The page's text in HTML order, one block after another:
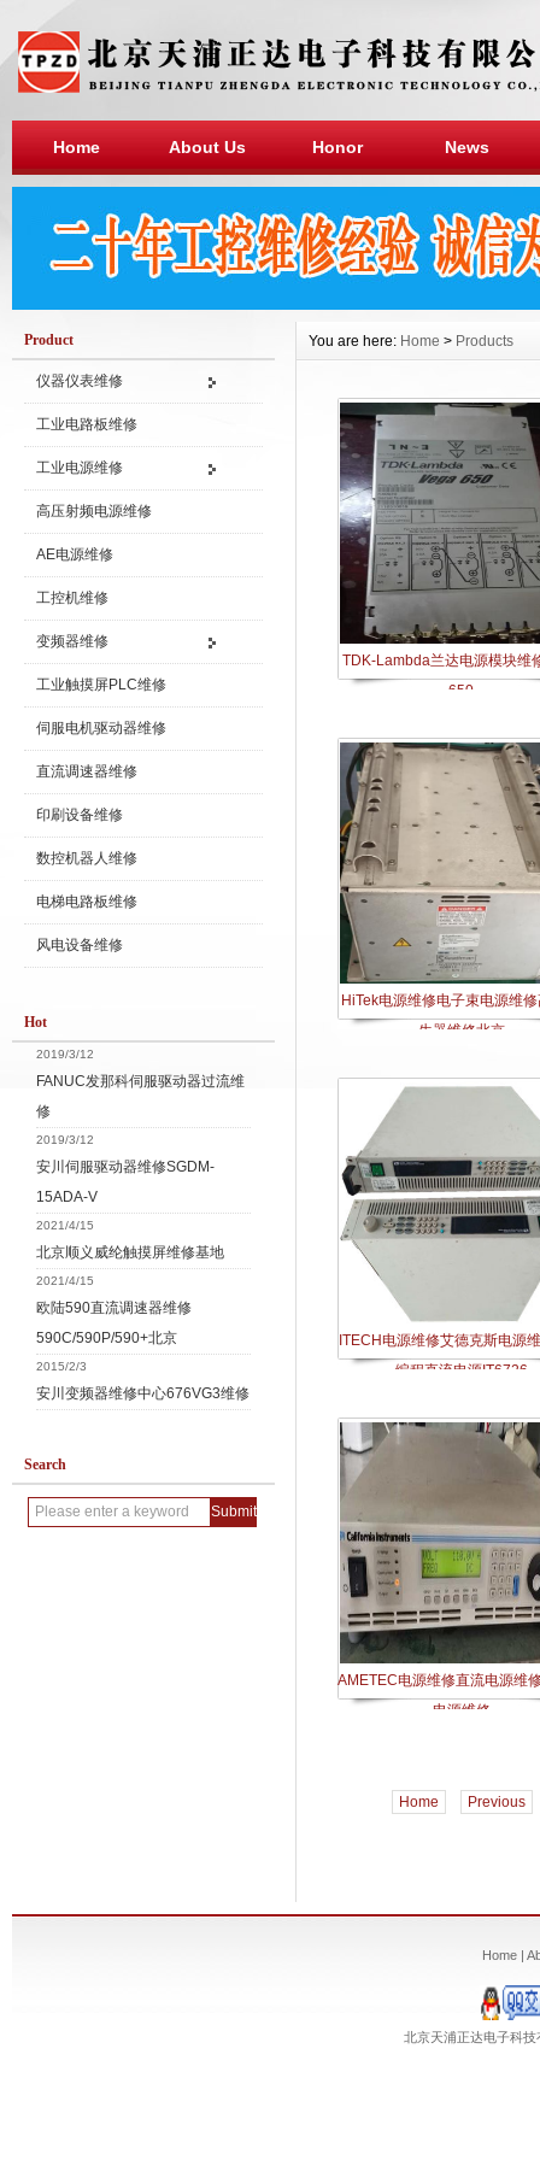
Home About Us Honor News
Product
仪器仪表维修
工业电路板维修
工业电源维修
高压射频电源维修
AE电源维修
工控机维修
变频器维修
工业触摸屏PLC维修
伺服电机驱动器维修
直流调速器维修
印刷设备维修
数控机器人维修
电梯电路板维修
风电设备维修
Hot
2019/3/12
FANUC发那科伺服驱动器过流维
修
2019/3/12
安川伺服驱动器维修SGDM-
15ADA-V
2021/4/15
北京顺义威纶触摸屏维修基地
2021/4/15
欧陆590直流调速器维修
590C/590P/590+北京
2015/2/3
安川变频器维修中心676VG3维修
Search
You are here: Home > Products
TDK-Lambda兰达电源模块维
650
HiTek电源维修电子束电源维
生器维修北京
ITECH电源维修艾德克斯电源
编程直流电源IT6726
AMETEC电源维修直流电源维
电源维修
Home Previous
Home |
北京天浦正达电子科